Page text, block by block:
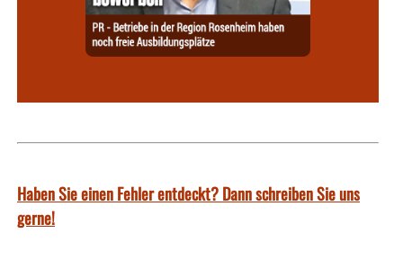
Haben Sie einen Fehler entdeckt? Dann schreiben Sie uns
gerne!